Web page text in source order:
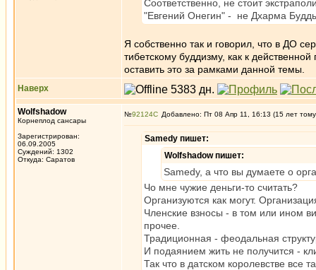
Соответственно, не стоит
"Евгений Онегин" - не Дхарма
Я собственно так и говорил, что в ДО
тибетскому буддизму, как к
оставить это за рамками данной темы.
Наверх
Wolfshadow
Корнеплод сансары
Зарегистрирован:
06.09.2005
Суждений: 1302
Откуда: Саратов
№92124 Добавлено: Пт 08 Апр 11, 16:13 (15 лет
Samedy пишет:
Wolfshadow пишет:
Samedy, а что вы думаете о
Чо мне чужие деньги-то считать?
Организуются как могут.
Членские взносы - в том или ином
прочее.
Традиционная - феодальная
И подаянием жить не получится -
Так что в датском королевстве все